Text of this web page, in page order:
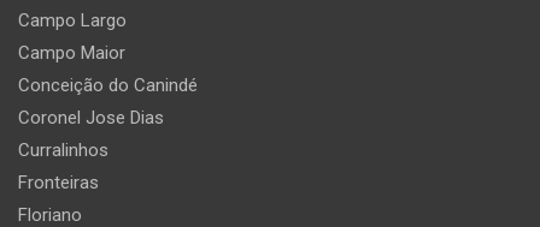
Campo Largo
Campo Maior
Conceição do Canindé
Coronel Jose Dias
Curralinhos
Fronteiras
Floriano